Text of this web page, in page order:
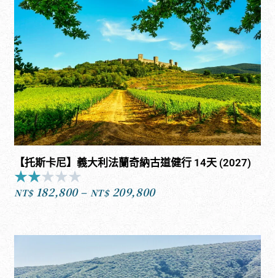
【托斯卡尼】義大利法蘭奇納古道健行 14天 (2027)
★★★★★
2
5
NT$ 182,800– NT$ 209,800
範
圍：
NT$182,800